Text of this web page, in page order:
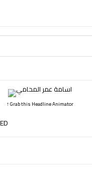
↑ Grab this Headline Animator